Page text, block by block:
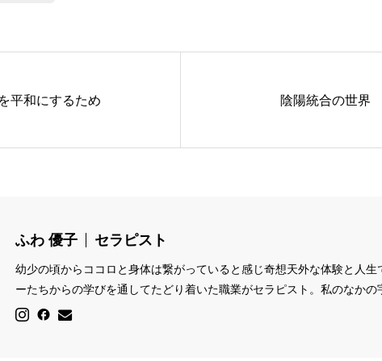
平和にするため 陰陽統合の世界
ふわ 優子 セラピスト
幼少の頃からココロと身体は繋がっていると感じ奇想天外な体験と人生
ーたちからの学びを通してたどり着いた職業がセラピスト。私のなかの